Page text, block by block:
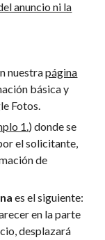
anuncio ni la
nuestrapágina
básica y
Fotos.
1.) donde se
el solicitante,
de
es el siguiente:
en la parte
desplazará